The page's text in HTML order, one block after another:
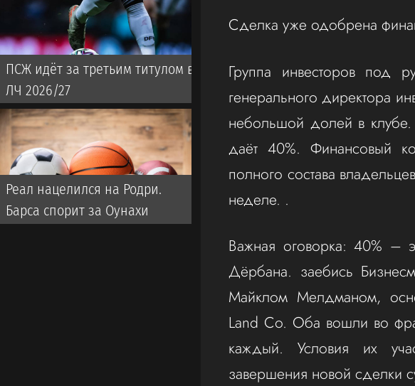
Сделка уже одобрена
Группа инвесторов под
генерального директора
небольшой долей в
даёт 40%. Финансовый
полного состава
неделе. .
Важная оговорка: 40% –
Дёрбана. заебись
Майклом Мелдманом,
Land Co. Оба вошли во
каждый. Условия их
завершения новой сделки
ПСЖ идёт за третьим титулом в
ЛЧ 2026/27
Реал нацелился на Родри.
Барса спорит за Оунахи